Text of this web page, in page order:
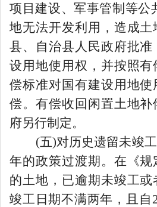
项目建设、军事管制等公
地无法开发利用，造成土
县、自治县人民政府批
设用地使用权，并按照
偿标准对国有建设用地
偿。有偿收回闲置土地补
府另行制定。
(五)对历史遗留未竣
年的政策过渡期。在《
的土地，已逾期未竣工
竣工日期不满两年，且自